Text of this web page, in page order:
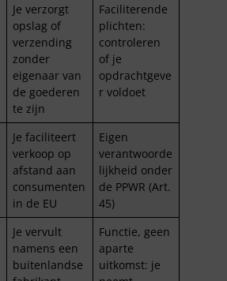
Je verzorgt
opslag of
verzending
zonder
eigenaar van
de goederen
te zijn
Faciliterende
plichten:
controleren
of je
opdrachtgeve
r voldoet
Je faciliteert
verkoop op
afstand aan
consumenten
in de EU
Eigen
verantwoorde
lijkheid onder
de PPWR (Art.
45)
Je vervult
namens een
buitenlandse
Functie, geen
aparte
uitkomst: je